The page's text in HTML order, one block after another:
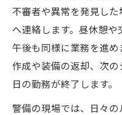
不審者や異常を発見し
へ連絡します。昼休憩や
午後も同様に業務を進
作成や装備の返却、次
日の勤務が終了します。
警備の現場では、日々